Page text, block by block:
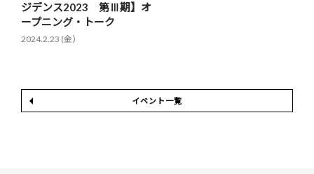
ジデンス2023 第Ⅲ期】オ
ープニング・トーク
2024.2.23 (金）
イベント一覧